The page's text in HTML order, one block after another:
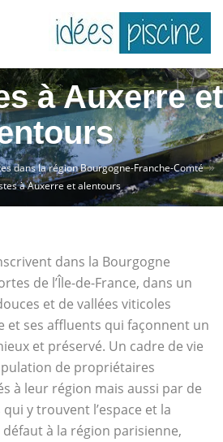
à Auxerre et
dans la région Bourgogne-Franche-Comté»
à Auxerre et alentours
dans la Bourgogne
de l’Île-de-France, dans un
et de vallées viticoles
et ses affluents qui façonnent un
et préservé. Un cadre de vie
de propriétaires
à leur région mais aussi par de
y trouvent l’espace et la
à la région parisienne,